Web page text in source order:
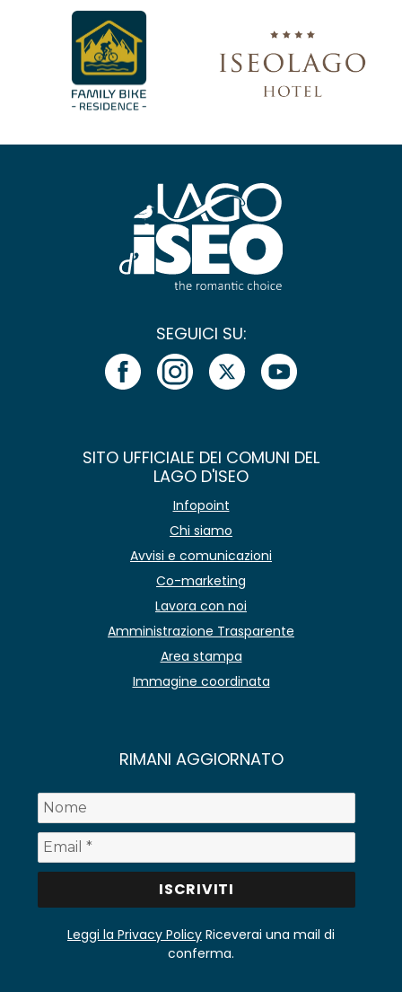
SEGUICI SU:
SITO UFFICIALE DEI COMUNI DEL
LAGO D'ISEO
Infopoint
Chi siamo
Avvisi e comunicazioni
Co-marketing
Lavora con noi
Amministrazione Trasparente
Area stampa
Immagine coordinata
RIMANI AGGIORNATO
Leggi la Privacy Policy Riceverai una mail di
conferma.